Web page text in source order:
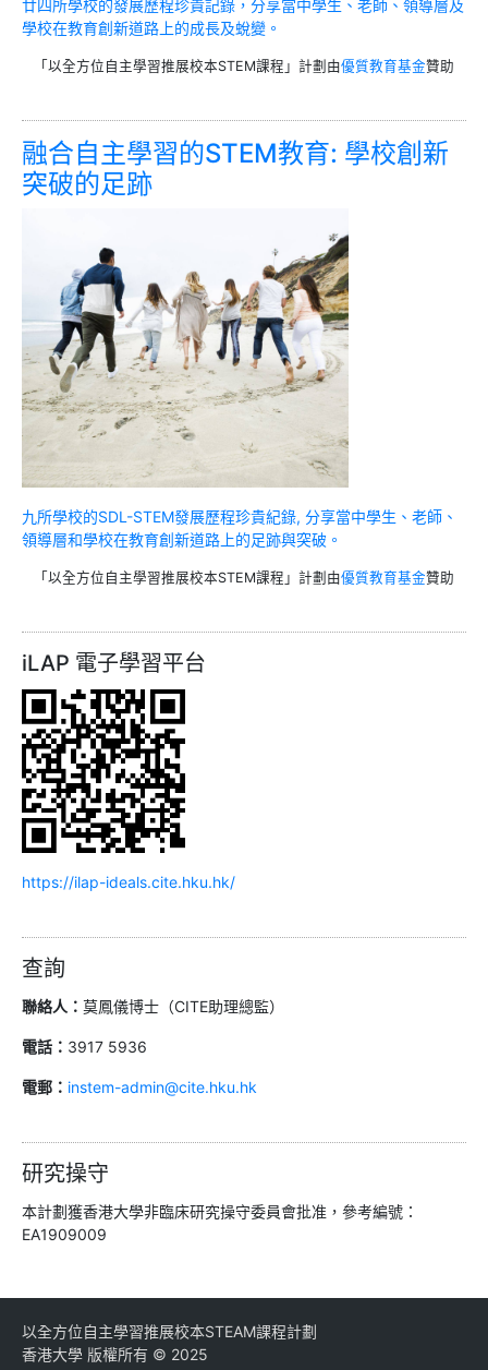
廿四所學校的發展歷程珍貴記錄，分享當中學生、老師、領導層及
學校在教育創新道路上的成長及蛻變。
「以全方位自主學習推展校本STEM課程」計劃由優質教育基金贊助
融合自主學習的STEM教育: 學校創新
突破的足跡
九所學校的SDL-STEM發展歷程珍貴紀錄, 分享當中學生、老師、
領導層和學校在教育創新道路上的足跡與突破。
「以全方位自主學習推展校本STEM課程」計劃由優質教育基金贊助
iLAP 電子學習平台
https://ilap-ideals.cite.hku.hk/
查詢
聯絡人： 莫鳳儀博士（CITE助理總監）
電話： 3917 5936
電郵： instem-admin@cite.hku.hk
研究操守
本計劃獲香港大學非臨床研究操守委員會批准，參考編號：
EA1909009
以全方位自主學習推展校本STEAM課程計劃
香港大學 版權所有 © 2025